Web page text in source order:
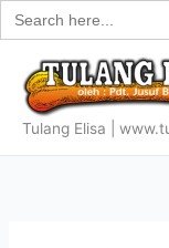
Search
for:
Skip
to
content
Tulang Elisa |